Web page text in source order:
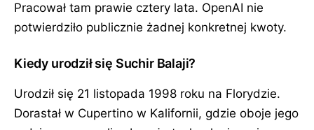
Pracował tam prawie cztery lata. OpenAI nie
potwierdziło publicznie żadnej konkretnej kwoty.
Kiedy urodził się Suchir Balaji?
Urodził się 21 listopada 1998 roku na Florydzie.
Dorastał w Cupertino w Kalifornii, gdzie oboje jego